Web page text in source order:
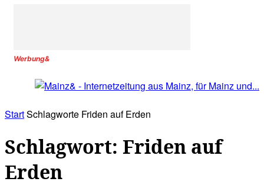
Werbung&
StartSchlagworte Friden auf Erden
Schlagwort: Friden auf
Erden